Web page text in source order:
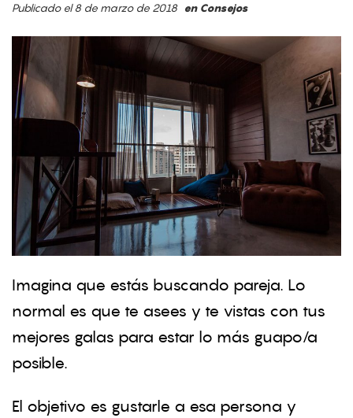
Publicado el 8 de marzo de 2018 en Consejos
Imagina que estás buscando pareja. Lo
normal es que te asees y te vistas con tus
mejores galas para estar lo más guapo/a
posible.
El objetivo es gustarle a esa persona y